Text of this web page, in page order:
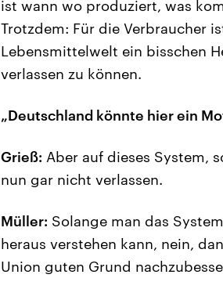
ist wann wo produziert, was
Trotzdem: Für die Verbraucher
Lebensmittelwelt ein bisschen
verlassen zu können.
„Deutschland könnte hier ein
Grieß: Aber auf dieses System,
nun gar nicht verlassen.
Müller: Solange man das
heraus verstehen kann, nein,
Union guten Grund